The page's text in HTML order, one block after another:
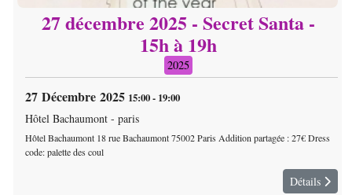
27 décembre 2025 - Secret Santa -
15h à 19h
2025
27 Décembre 2025 15:00- 19:00
Hôtel Bachaumont - paris
Hôtel Bachaumont 18 rue Bachaumont 75002 Paris Addition partagée : 27€ Dress
code: palette des coul
Détails